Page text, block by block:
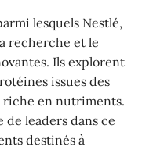
lesquels Nestlé,
recherche et le
Ils explorent
issues des
riche en nutriments.
leaders dans ce
destinés à